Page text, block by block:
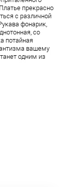
прекрасно
с различной
фонарик,
со
потайная
вашему
одним из